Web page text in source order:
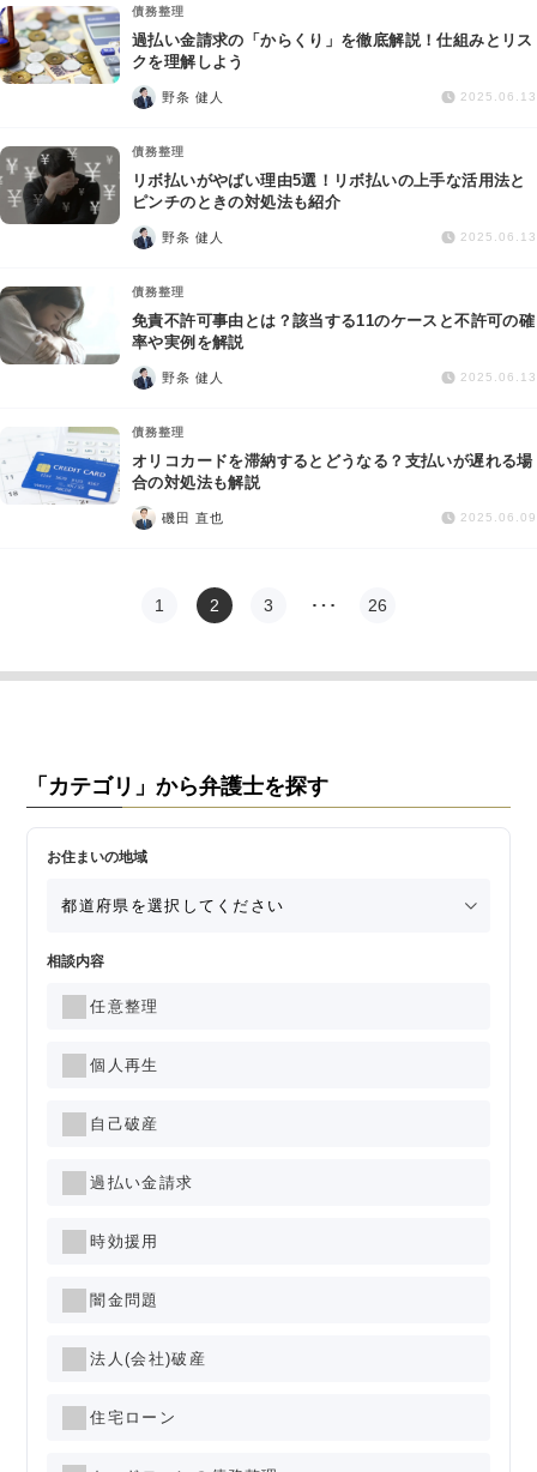
債務整理
過払い金請求の「からくり」を徹底解説！仕組みとリス
クを理解しよう
野条 健人 2025.06.13
債務整理
リボ払いがやばい理由5選！リボ払いの上手な活用法と
ピンチのときの対処法も紹介
野条 健人 2025.06.13
債務整理
免責不許可事由とは？該当する11のケースと不許可の確
率や実例を解説
野条 健人 2025.06.13
債務整理
オリコカードを滞納するとどうなる？支払いが遅れる場
合の対処法も解説
磯田 直也 2025.06.09
1 2 3 … 26
「カテゴリ」から弁護士を探す
お住まいの地域
相談内容
任意整理
個人再生
自己破産
過払い金請求
時効援用
闇金問題
法人(会社)破産
住宅ローン